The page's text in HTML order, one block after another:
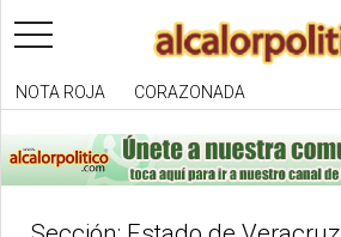
toggle
navigation
NOTA ROJA CORAZONADA